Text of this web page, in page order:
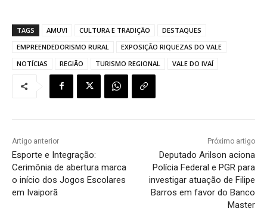
TAGS AMUVI CULTURA E TRADIÇÃO
DESTAQUES
EMPREENDEDORISMO RURAL
EXPOSIÇÃO RIQUEZAS DO VALE
NOTÍCIAS
REGIÃO TURISMO REGIONAL VALE DO IVAÍ
Artigo anterior
Esporte e Integração:
Cerimônia de abertura marca
o início dos Jogos Escolares
em Ivaiporã
Próximo artigo
Deputado Arilson aciona
Polícia Federal e PGR para
investigar atuação de Filipe
Barros em favor do Banco
Master